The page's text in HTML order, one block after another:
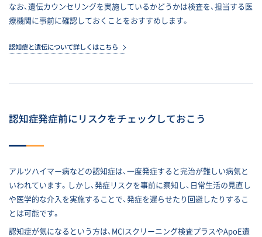
なお、遺伝カウンセリングを実施しているかどうかは検査を、担当する医
療機関に事前に確認しておくことをおすすめします。
認知症と遺伝について詳しくはこちら
認知症発症前にリスクをチェックしておこう
アルツハイマー病などの認知症は、一度発症すると完治が難しい病気と
いわれています。しかし、発症リスクを事前に察知し、日常生活の見直し
や医学的な介入を実施することで、発症を遅らせたり回避したりするこ
とは可能です。
認知症が気になるという方は、MCIスクリーニング検査プラスやApoE遺